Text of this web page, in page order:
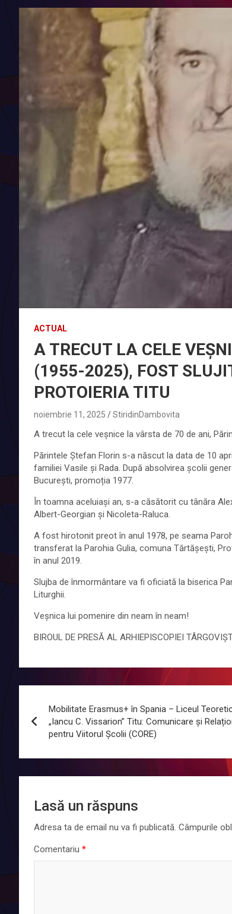
ACTUAL
A TRECUT LA CELE
(1955-2025), FOST
PROTOIERIA TITU
noiembrie 11, 2025 StiridinDambovita
A trecut la cele veșnice la vârsta de 70 de ani,
Părintele Ștefan Florin s-a născut la data de 10
familiei Vasile și Rada. După absolvirea școlii
București, promoția 1977.
În toamna aceluiași an, s-a căsătorit cu tânăra
Albert-Georgian și Nicoleta-Raluca.
A fost hirotonit preot în anul 1978, pe seama
transferat la Parohia Gulia, comuna Tărtășești,
în anul 2019.
Slujba de înmormântare va fi oficiată la biserica
Liturghii.
Veșnica lui pomenire din neam în neam!
BIROUL DE PRESĂ AL ARHIEPISCOPIEI
în
articole
Mobilitate Erasmus+ în Spania – Liceul
„Iancu C. Vissarion” Titu: Comunicare și
pentru Viitorul Școlii (CORE)
Lasă un răspuns
Adresa ta de email nu va fi publicată. Câmpurile
Comentariu *